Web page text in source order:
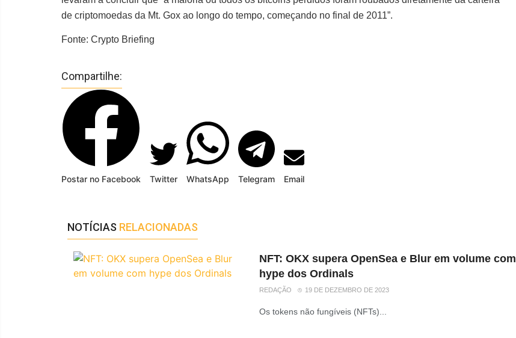
de criptomoedas da Mt. Gox ao longo do tempo, começando no final de 2011”.
Fonte: Crypto Briefing
Compartilhe:
Postar no Facebook Twitter WhatsApp Telegram Email
NOTÍCIAS RELACIONADAS
NFT: OKX supera OpenSea e Blur em volume com
hype dos Ordinals
REDAÇÃO 19 DE DEZEMBRO DE 2023
Os tokens não fungíveis (NFTs)...